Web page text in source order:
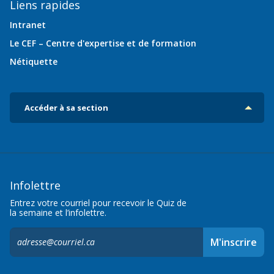
Liens rapides
Intranet
Le CEF – Centre d'expertise et de formation
Nétiquette
Accéder à sa section
Infolettre
Entrez votre courriel pour recevoir le Quiz de
la semaine et l’infolettre.
M'inscrire